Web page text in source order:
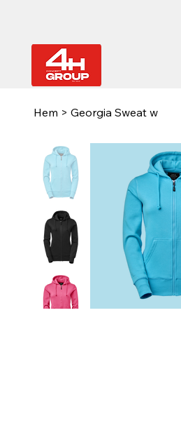
Hem > Georgia Sweat w